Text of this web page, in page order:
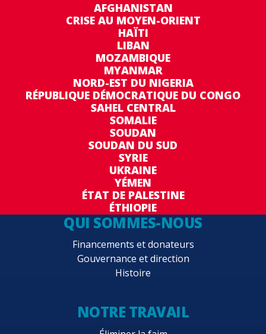
AFGHANISTAN
CRISE AU MOYEN-ORIENT
HAÏTI
LIBAN
MOZAMBIQUE
MYANMAR
NORD-EST DU NIGERIA
RÉPUBLIQUE DÉMOCRATIQUE DU CONGO
SAHEL CENTRAL
SOMALIE
SOUDAN
SOUDAN DU SUD
SYRIE
UKRAINE
YÉMEN
ÉTAT DE PALESTINE
ÉTHIOPIE
QUI SOMMES-NOUS
Financements et donateurs
Gouvernance et direction
Histoire
NOTRE TRAVAIL